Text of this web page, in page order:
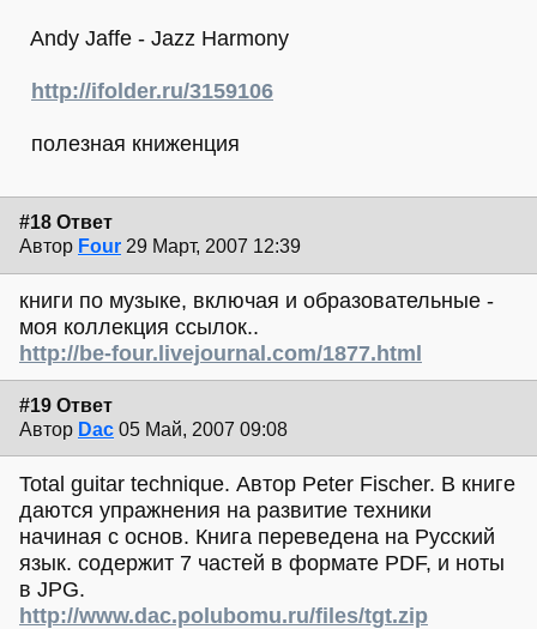
Andy Jaffe - Jazz Harmony
http://ifolder.ru/3159106
полезная книженция
#18 Ответ
Автор Four 29 Март, 2007 12:39
книги по музыке, включая и образовательные -
моя коллекция ссылок..
http://be-four.livejournal.com/1877.html
#19 Ответ
Автор Dac 05 Май, 2007 09:08
Total guitar technique. Автор Peter Fischer. В книге
даются упражнения на развитие техники
начиная с основ. Книга переведена на Русский
язык. содержит 7 частей в формате PDF, и ноты
в JPG.
http://www.dac.polubomu.ru/files/tgt.zip